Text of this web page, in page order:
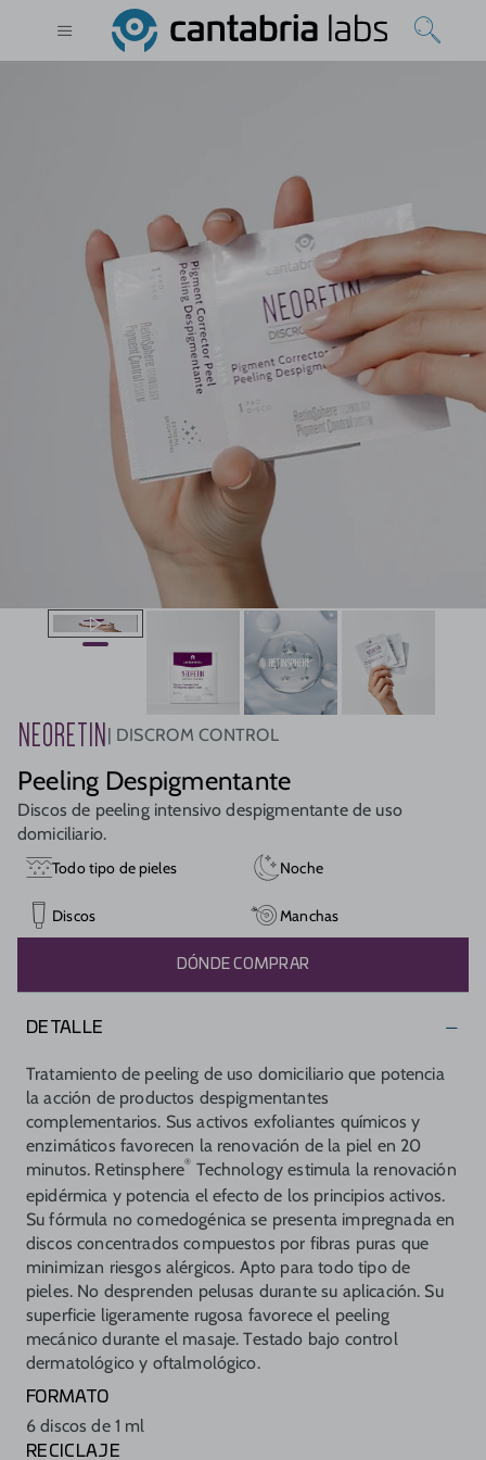
NEORETIN DISCROM CONTROL
Peeling Despigmentante
Discos de peeling intensivo despigmentante de uso
domiciliario.
Todo tipo de pieles Noche
Discos Manchas
DÓNDE COMPRAR
DETALLE
Tratamiento de peeling de uso domiciliario que potencia
la acción de productos despigmentantes
complementarios. Sus activos exfoliantes químicos y
enzimáticos favorecen la renovación de la piel en 20
minutos. Retinsphere® Technology estimula la renovación
epidérmica y potencia el efecto de los principios activos.
Su fórmula no comedogénica se presenta impregnada en
discos concentrados compuestos por fibras puras que
minimizan riesgos alérgicos. Apto para todo tipo de
pieles. No desprenden pelusas durante su aplicación. Su
superficie ligeramente rugosa favorece el peeling
mecánico durante el masaje. Testado bajo control
dermatológico y oftalmológico.
FORMATO
6 discos de 1 ml
RECICLAJE